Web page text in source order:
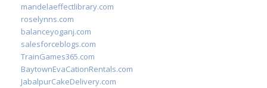
mandelaeffectlibrary.com
roselynns.com
balanceyoganj.com
salesforceblogs.com
TrainGames365.com
BaytownEvaCationRentals.com
JabalpurCakeDelivery.com